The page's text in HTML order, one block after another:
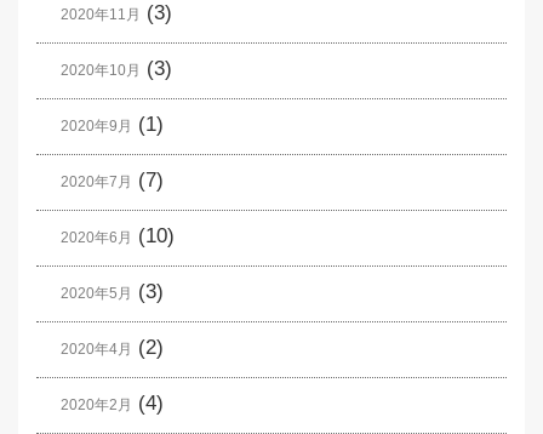
2020年11月 (3)
2020年10月 (3)
2020年9月 (1)
2020年7月 (7)
2020年6月 (10)
2020年5月 (3)
2020年4月 (2)
2020年2月 (4)